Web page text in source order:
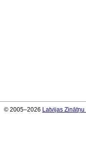
© 2005–2026 Latvijas